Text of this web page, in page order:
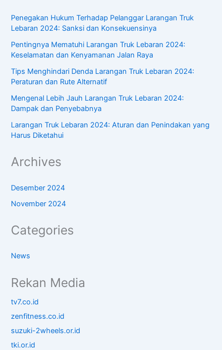
Penegakan Hukum Terhadap Pelanggar Larangan Truk
Lebaran 2024: Sanksi dan Konsekuensinya
Pentingnya Mematuhi Larangan Truk Lebaran 2024:
Keselamatan dan Kenyamanan Jalan Raya
Tips Menghindari Denda Larangan Truk Lebaran 2024:
Peraturan dan Rute Alternatif
Mengenal Lebih Jauh Larangan Truk Lebaran 2024:
Dampak dan Penyebabnya
Larangan Truk Lebaran 2024: Aturan dan Penindakan yang
Harus Diketahui
Archives
Desember 2024
November 2024
Categories
News
Rekan Media
tv7.co.id
zenfitness.co.id
suzuki-2wheels.or.id
tki.or.id